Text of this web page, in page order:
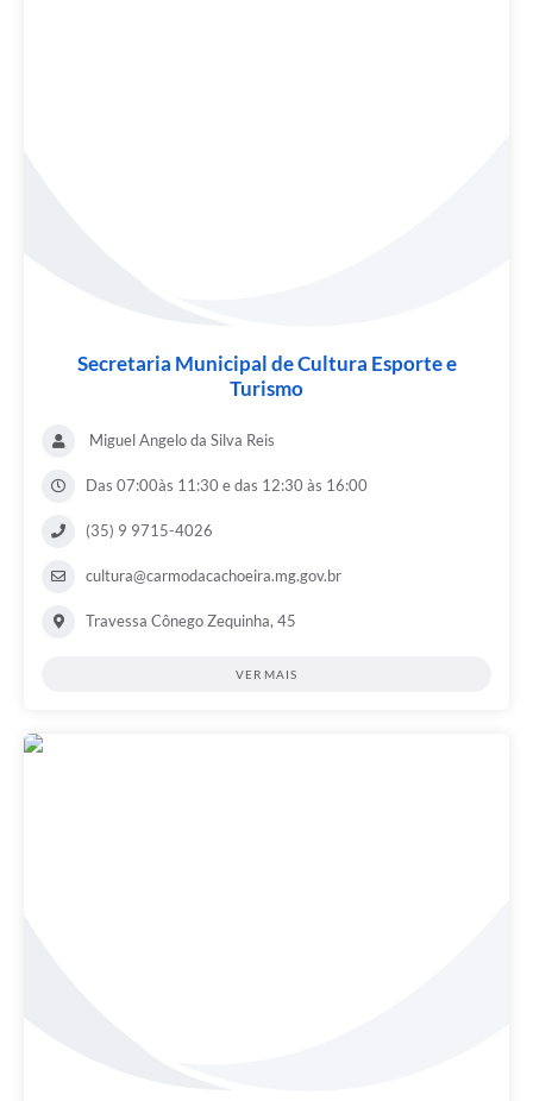
Secretaria Municipal de Cultura Esporte e
Turismo
Miguel Angelo da Silva Reis
Das 07:00às 11:30 e das 12:30 às 16:00
(35) 9 9715-4026
cultura@carmodacachoeira.mg.gov.br
Travessa Cônego Zequinha, 45
VER MAIS